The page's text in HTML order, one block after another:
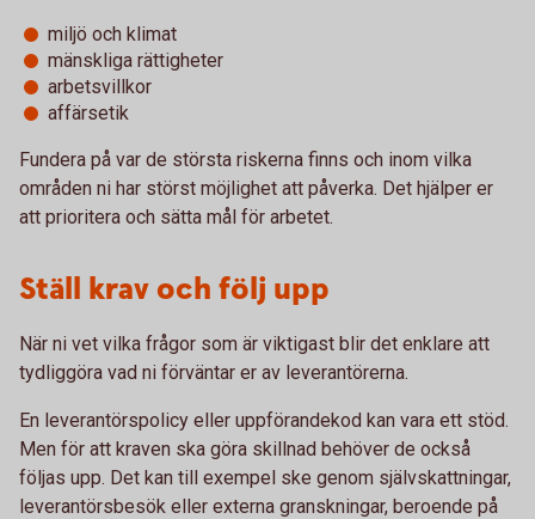
miljö och klimat
mänskliga rättigheter
arbetsvillkor
affärsetik
Fundera på var de största riskerna finns och inom vilka
områden ni har störst möjlighet att påverka. Det hjälper er
att prioritera och sätta mål för arbetet.
Ställ krav och följ upp
När ni vet vilka frågor som är viktigast blir det enklare att
tydliggöra vad ni förväntar er av leverantörerna.
En leverantörspolicy eller uppförandekod kan vara ett stöd.
Men för att kraven ska göra skillnad behöver de också
följas upp. Det kan till exempel ske genom självskattningar,
leverantörsbesök eller externa granskningar, beroende på